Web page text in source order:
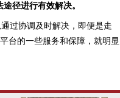
径进行有效解决。
过协调及时解决，即便是走
台的一些服务和保障，就明显